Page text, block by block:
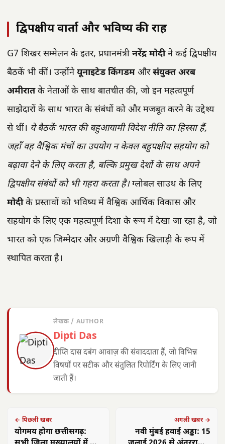
द्विपक्षीय वार्ता और भविष्य की राह
G7 शिखर सम्मेलन के इतर, प्रधानमंत्री नरेंद्र मोदीने कई द्विपक्षीय
बैठकें भी कीं। उन्होंनेयूनाइटेड किंगडम औरसंयुक्त अरब
अमीरातके नेताओं के साथ बातचीत की, जो इन महत्वपूर्ण
साझेदारों के साथ भारत के संबंधों को और मजबूत करने के उद्देश्य
से थीं। ये बैठकें भारत की बहुआयामी विदेश नीति का हिस्सा हैं,
जहाँ वह वैश्विक मंचों का उपयोग न केवल बहुपक्षीय सहयोग को
बढ़ावा देने के लिए करता है, बल्कि प्रमुख देशों के साथ अपने
द्विपक्षीय संबंधों को भी गहरा करता है।ग्लोबल साउथ के लिए
मोदीके प्रस्तावों को भविष्य में वैश्विक आर्थिक विकास और
सहयोग के लिए एक महत्वपूर्ण दिशा के रूप में देखा जा रहा है, जो
भारत को एक जिम्मेदार और अग्रणी वैश्विक खिलाड़ी के रूप में
स्थापित करता है।
लेखक / AUTHOR
Dipti Das
दीप्ति दास दबंग आवाज़ की संवाददाता हैं, जो विभिन्न
विषयों पर सटीक और संतुलित रिपोर्टिंग के लिए जानी
जाती हैं।
← पिछली खबर
योगमय होगा छत्तीसगढ़:
अगली खबर →
नवी मुंबई हवाई अड्डा: 15